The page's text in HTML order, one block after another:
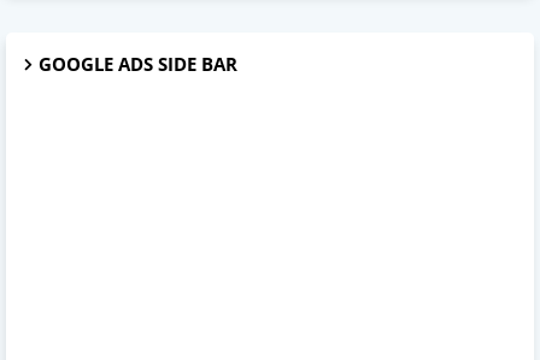
GOOGLE ADS SIDE BAR